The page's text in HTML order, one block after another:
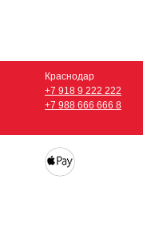
Краснодар
+7 918 9 222 222
+7 988 666 666 8